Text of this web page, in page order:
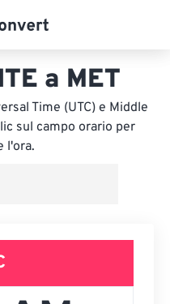
a MET
Time (UTC) e Middle
sul campo orario per
l'ora.